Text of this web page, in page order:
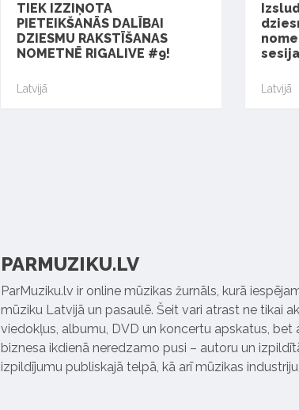
TIEK IZZIŅOTA
PIETEIKŠANĀS DALĪBAI
DZIESMU RAKSTĪŠANAS
NOMETNĒ RIGALIVE #9!
Latvijā Latvijā
PARMUZIKU.LV
ParMuziku.lv ir online mūzikas žurnāls, kurā
mūziku Latvijā un pasaulē. Šeit vari atrast ne tikai
viedokļus, albumu, DVD un koncertu apskatus, bet
biznesa ikdienā neredzamo pusi – autoru un
izpildījumu publiskajā telpā, kā arī mūzikas